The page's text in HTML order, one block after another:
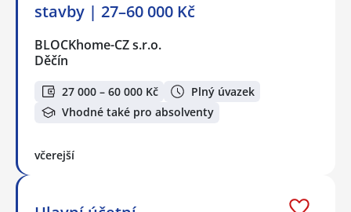
stavby | 27–60 000 Kč
BLOCKhome-CZ s.r.o.
Děčín
27 000 – 60 000 Kč
Plný úvazek
Vhodné také pro absolventy
včerejší